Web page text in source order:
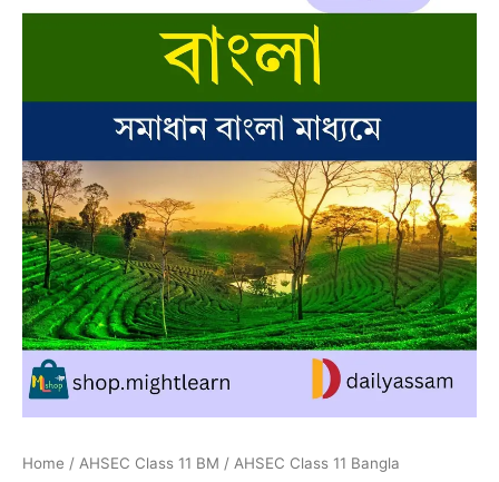
Home / AHSEC Class 11 BM / AHSEC Class 11 Bangla